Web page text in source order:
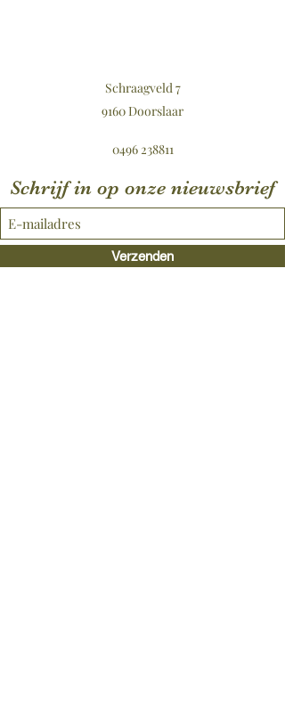
Schraagveld 7
9160 Doorslaar
0496 238811
Schrijf in op onze nieuwsbrief
Verzenden